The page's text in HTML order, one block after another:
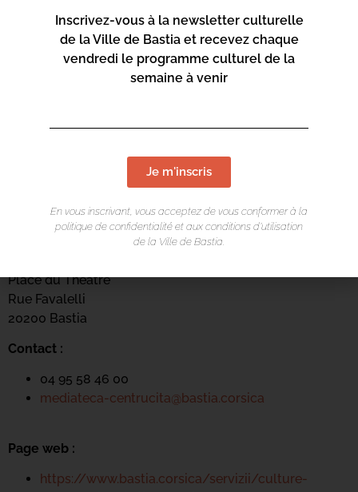
04 95 58 46 00
mediateca-centrucita@bastia.corsica
sciences/mediatheques/
Mediateca Centru Cità
Place du Théatre
Rue Favalelli
20200 Bastia
Contact :
04 95 58 46 00
mediateca-centrucita@bastia.corsica
Page web :
https://www.bastia.corsica/servizii/culture-
Inscrivez-vous à la newsletter culturelle
de la Ville de Bastia et recevez chaque
vendredi le programme culturel de la
semaine à venir
Je m'inscris
En vous inscrivant, vous acceptez de vous conformer à la
politique de confidentialité et aux conditions d’utilisation
de la Ville de Bastia.